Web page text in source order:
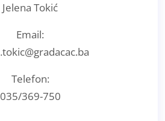
Jelena Tokić
Email:
Telefon:
035/369-750